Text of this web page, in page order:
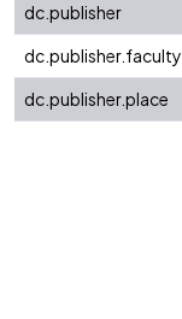
dc.publisher
dc.publisher.faculty
dc.publisher.place